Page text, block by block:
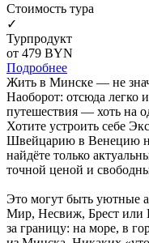
Cтоимость тура
✓
Турпродукт
от 479 BYN
Подробнее
Жить в Минске — не
Наоборот: отсюда легко
путешествия — хоть на
Хотите устроить себе
Швейцарию в Венецию
найдёте только
точной ценой и
Это могут быть уютные
Мир, Несвиж, Брест или
за границу: на море, в